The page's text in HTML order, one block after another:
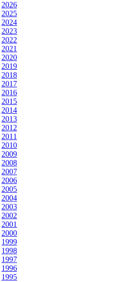
2026
2025
2024
2023
2022
2021
2020
2019
2018
2017
2016
2015
2014
2013
2012
2011
2010
2009
2008
2007
2006
2005
2004
2003
2002
2001
2000
1999
1998
1997
1996
1995